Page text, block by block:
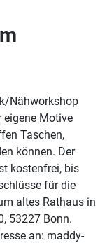
Nähworkshop
eigene Motive
Taschen,
können. Der
kostenfrei, bis
für die
altes Rathaus in
53227 Bonn.
an: maddy-